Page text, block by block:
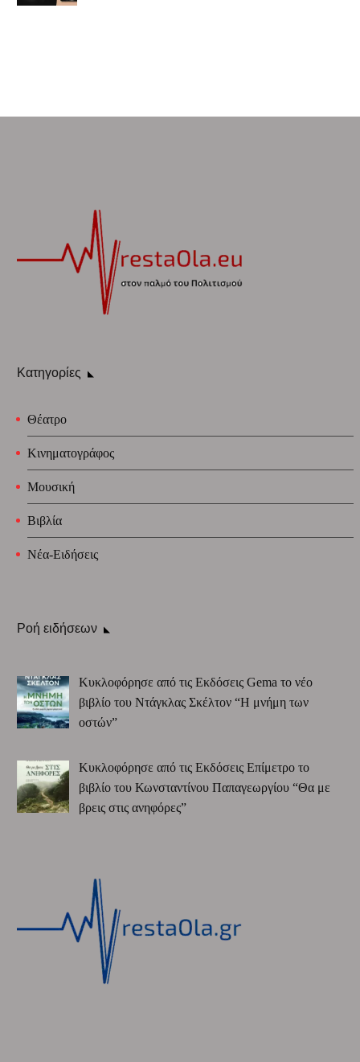
Κατηγορίες
Θέατρο
Κινηματογράφος
Μουσική
Βιβλία
Νέα-Ειδήσεις
Ροή ειδήσεων
Κυκλοφόρησε από τις Εκδόσεις Gema το νέο
βιβλίο του Ντάγκλας Σκέλτον “Η μνήμη των
οστών”
Κυκλοφόρησε από τις Εκδόσεις Επίμετρο το
βιβλίο του Κωνσταντίνου Παπαγεωργίου “Θα με
βρεις στις ανηφόρες”